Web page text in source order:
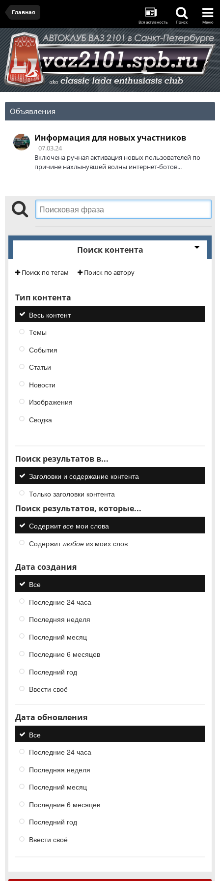
Главная
Вся активность Поиск Меню
Объявления
Информация для новых участников
07.03.24
Включена ручная активация новых пользователей по
причине нахлынувшей волны интернет-ботов...
Поиск контента
Поиск по тегам Поиск по автору
Тип контента
Весь контент
Темы
События
Статьи
Новости
Изображения
Сводка
Поиск результатов в...
Заголовки и содержание контента
Только заголовки контента
Поиск результатов, которые...
Содержитвсе мои слова
Содержитлюбое из моих слов
Дата создания
Все
Последние 24 часа
Последняя неделя
Последний месяц
Последние 6 месяцев
Последний год
Ввести своё
Дата обновления
Все
Последние 24 часа
Последняя неделя
Последний месяц
Последние 6 месяцев
Последний год
Ввести своё